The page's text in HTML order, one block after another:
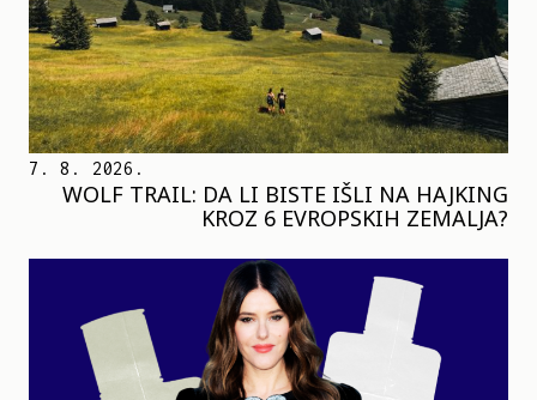
7. 8. 2026.
WOLF TRAIL: DA LI BISTE IŠLI NA HAJKING
KROZ 6 EVROPSKIH ZEMALJA?